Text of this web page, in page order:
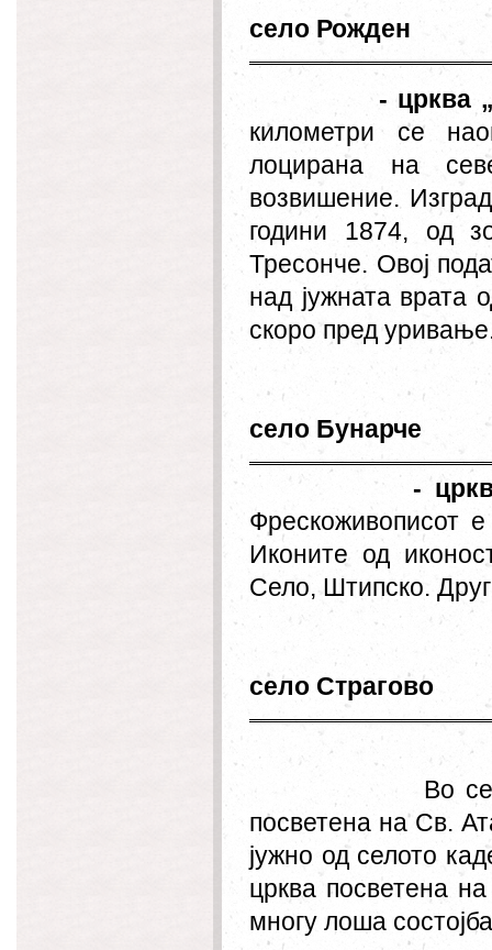
село Рожден
- црква
километри се
лоцирана на
возвишение.
години 1874, од
Тресонче. Овој
над јужната врата
скоро пред
село Бунарче
-
Фрескоживописот
Иконите од
Село, Штипско.
село Страгово
Во
посветена на Св.
јужно од селото
црква посветена
многу лоша